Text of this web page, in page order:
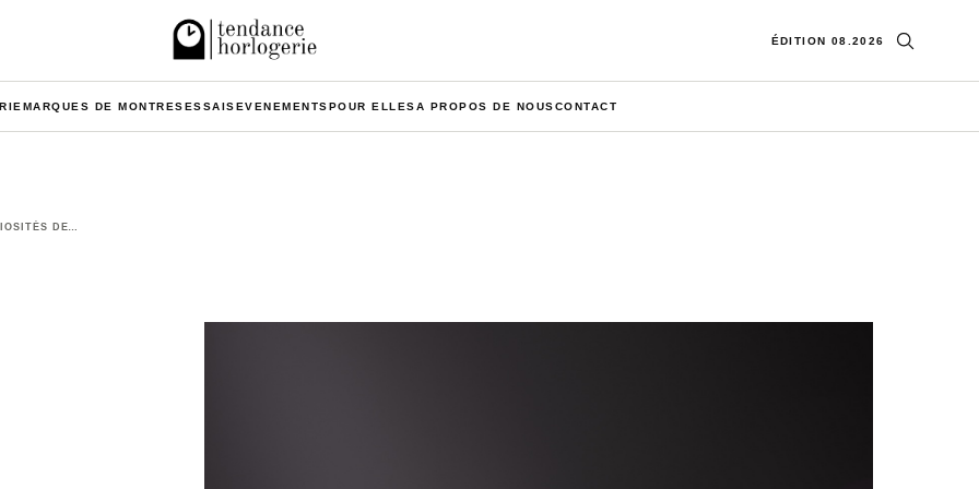
ÉDITION 08.2026 Ouvrir la
MARQUES DE MONTRESESSAISEVENEMENTSPOUR ELLESA PROPOS DE NOUSCONTACT
DE…